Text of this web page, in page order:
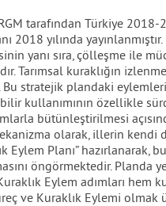
tarafından Türkiye
2018 yılında
yanı sıra, çölleşme ile
Tarımsal kuraklığın
stratejik plandaki
kullanımının özellikle
bütünleştirilmesi
olarak, illerin kendi
Eylem Planı”
öngörmektedir. Planda
Eylem adımları hem
ve Kuraklık Eylemi olmak